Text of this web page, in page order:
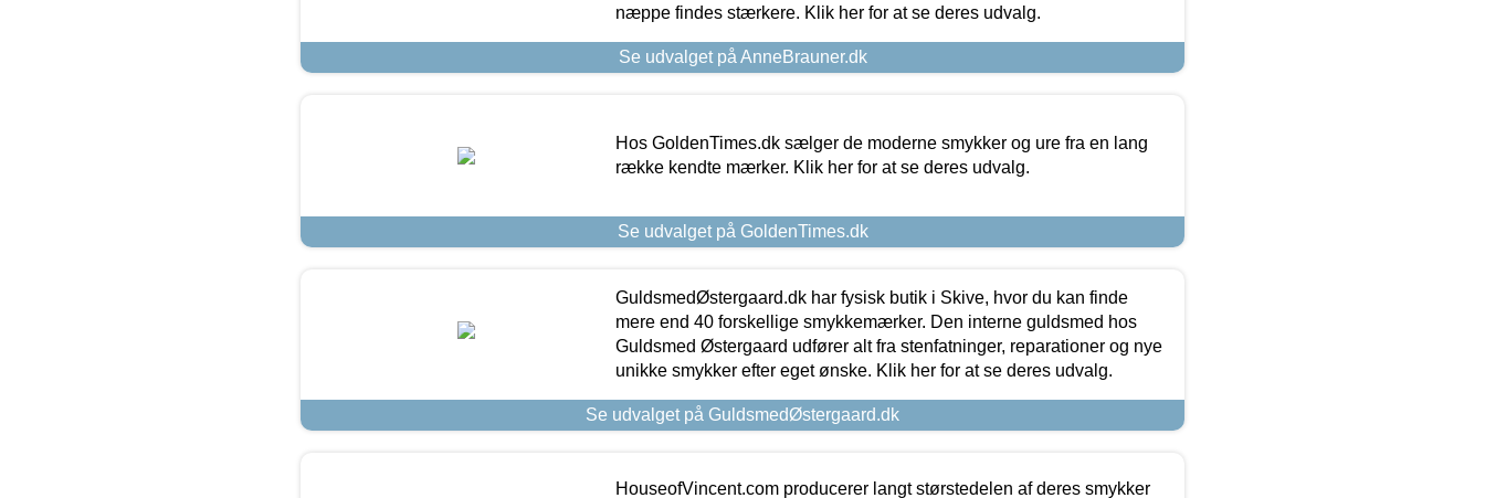
næppe findes stærkere. Klik her for at se deres udvalg.
Se udvalget på AnneBrauner.dk
Hos GoldenTimes.dk sælger de moderne smykker og ure fra en lang
række kendte mærker. Klik her for at se deres udvalg.
Se udvalget på GoldenTimes.dk
GuldsmedØstergaard.dk har fysisk butik i Skive, hvor du kan finde
mere end 40 forskellige smykkemærker. Den interne guldsmed hos
Guldsmed Østergaard udfører alt fra stenfatninger, reparationer og nye
unikke smykker efter eget ønske. Klik her for at se deres udvalg.
Se udvalget på GuldsmedØstergaard.dk
HouseofVincent.com producerer langt størstedelen af deres smykker